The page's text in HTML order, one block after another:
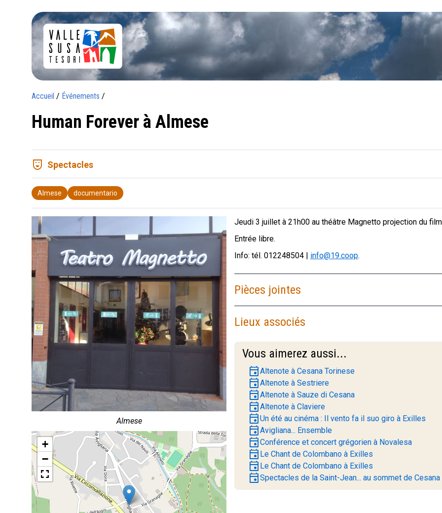
Accueil / Événements /
Human Forever à Almese
comedy_mask Spectacles
Almese documentario
Almese
+
−
Jeudi 3 juillet à 21h00 au théâtre Magnetto projection du
Entrée libre.
Info: tél. 012248504 | info@19.coop.
Pièces jointes
Lieux associés
Vous aimerez aussi...
eventAltenote à Cesana Torinese
eventAltenote à Sestriere
eventAltenote à Sauze di Cesana
eventAltenote à Claviere
eventUn été au cinéma : Il vento fa il suo giro à Exilles
eventAvigliana... Ensemble
eventConférence et concert grégorien à Novalesa
event Le Chant de Colombano à Exilles
event Le Chant de Colombano à Exilles
eventSpectacles de la Saint-Jean... au sommet de